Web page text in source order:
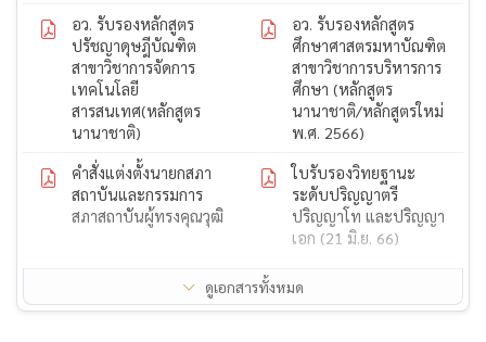
อว. รับรองหลักสูตร
ปรัชญาดุษฎีบัณฑิต
สาขาวิชาการจัดการ
เทคโนโลยี
สารสนเทศ(หลักสูตร
นานาชาติ)
อว. รับรองหลักสูตร
ศึกษาศาสตรมหาบัณฑิต
สาขาวิชาการบริหารการ
ศึกษา (หลักสูตร
นานาชาติ/หลักสูตรใหม่
พ.ศ. 2566)
คำสั่งแต่งตั้งนายกสภา
สถาบันและกรรมการ
สภาสถาบันผู้ทรงคุณวุฒิ
ใบรับรองวิทยฐานะ
ระดับปริญญาตรี
ปริญญาโท และปริญญา
เอก (21 มิ.ย. 66)
ระดับปริญญาตรี
ระดับปริญญาโท
ดูเอกสารทั้งหมด